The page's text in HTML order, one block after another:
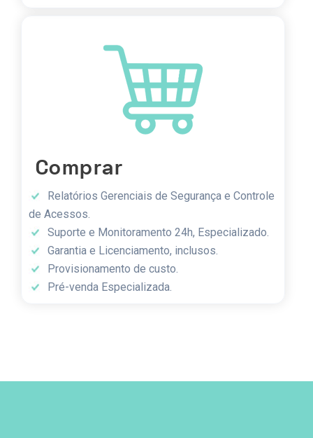
Comprar
Relatórios Gerenciais de Segurança e Controle
de Acessos.
Suporte e Monitoramento 24h, Especializado.
Garantia e Licenciamento, inclusos.
Provisionamento de custo.
Pré-venda Especializada.